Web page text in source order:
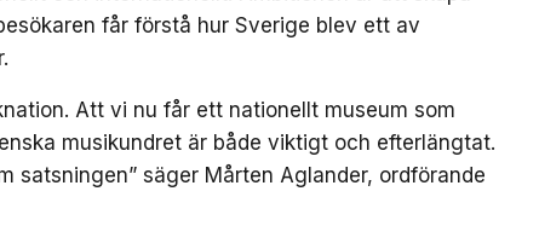
får förstå hur Sverige blev ett av
Att vi nu får ett nationellt museum som
musikundret är både viktigt och efterlängtat.
satsningen” säger Mårten Aglander, ordförande